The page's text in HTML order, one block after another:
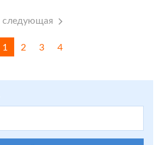
следующая
1 2 3 4